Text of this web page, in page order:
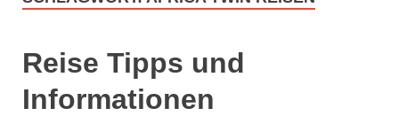
Reise Tipps und
Informationen